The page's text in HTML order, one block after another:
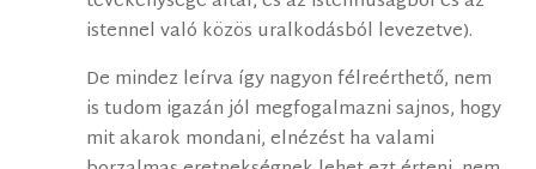
istennel való közös uralkodásból levezetve).
De mindez leírva így nagyon félreérthető, nem
is tudom igazán jól megfogalmazni sajnos, hogy
mit akarok mondani, elnézést ha valami